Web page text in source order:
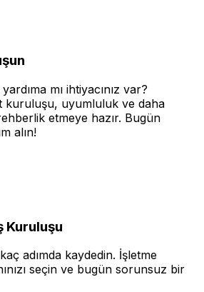
mı ihtiyacınız var?
kuruluşu, uyumluluk ve daha
etmeye hazır. Bugün
alın!
Kuruluşu
adımda kaydedin. İşletme
seçin ve bugün sorunsuz bir